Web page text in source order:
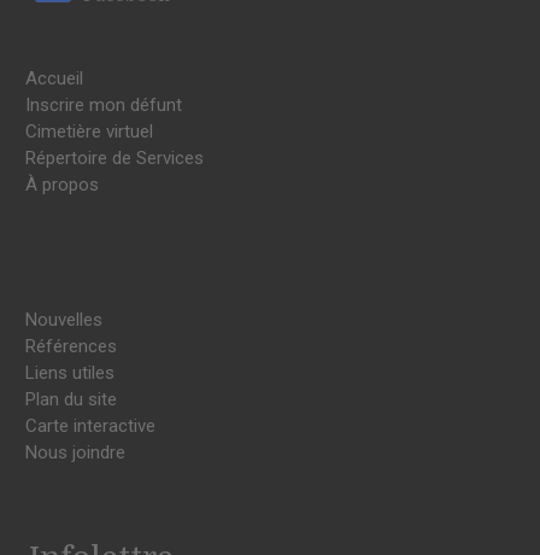
Accueil
Inscrire mon défunt
Cimetière virtuel
Répertoire de Services
À propos
Nouvelles
Références
Liens utiles
Plan du site
Carte interactive
Nous joindre